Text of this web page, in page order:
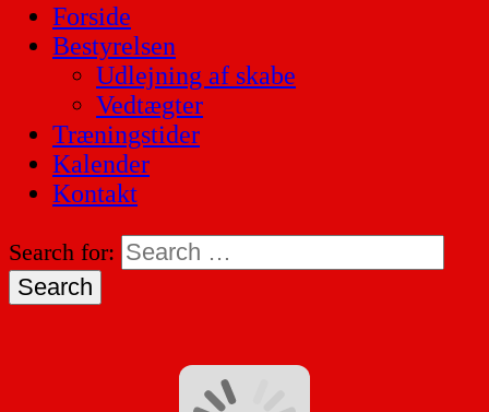
Forside
Bestyrelsen
Udlejning af skabe
Vedtægter
Træningstider
Kalender
Kontakt
Search for: